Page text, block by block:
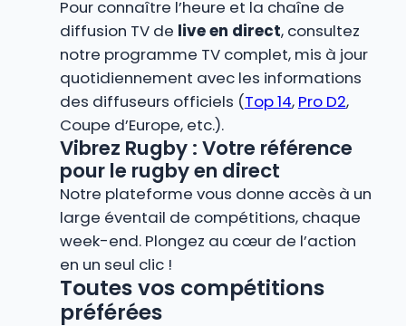
Pour connaître l’heure et la chaîne de
diffusion TV de live en direct, consultez
notre programme TV complet, mis à jour
quotidiennement avec les informations
des diffuseurs officiels (Top 14, Pro D2,
Coupe d’Europe, etc.).
Vibrez Rugby : Votre référence
pour le rugby en direct
Notre plateforme vous donne accès à un
large éventail de compétitions, chaque
week-end. Plongez au cœur de l’action
en un seul clic !
Toutes vos compétitions
préférées